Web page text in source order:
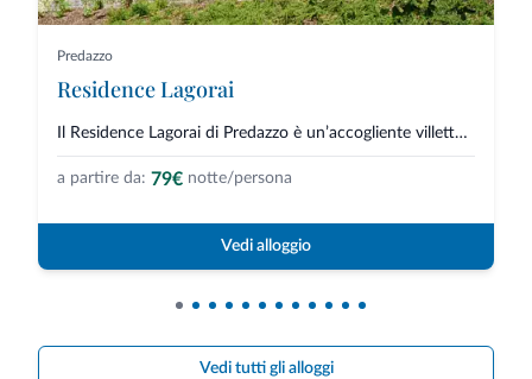
Predazzo
Residence Lagorai
Il Residence Lagorai di Predazzo è un’accogliente villetta immersa nel verd...
a partire da: 79€ notte/persona
Vedi alloggio
Vedi tutti gli alloggi